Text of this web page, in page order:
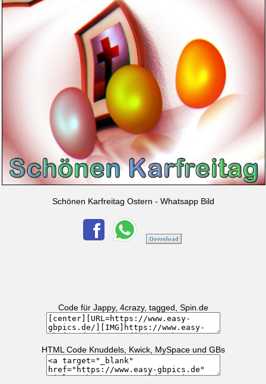
Schönen Karfreitag Ostern - Whatsapp Bild
Code für Jappy, 4crazy, tagged, Spin.de
HTML Code Knuddels, Kwick, MySpace und GBs